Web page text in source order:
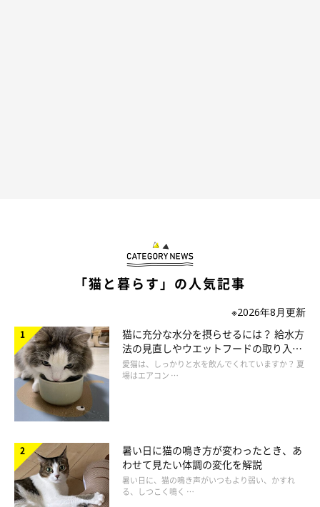
「猫と暮らす」の人気記事
※2026年8月更新
猫に充分な水分を摂らせるには？ 給水方
法の見直しやウエットフードの取り入れ
方を解説
愛猫は、しっかりと水を飲んでくれていますか？ 夏
場はエアコン …
暑い日に猫の鳴き方が変わったとき、あ
わせて見たい体調の変化を解説
暑い日に、猫の鳴き声がいつもより弱い、かすれ
る、しつこく鳴く …